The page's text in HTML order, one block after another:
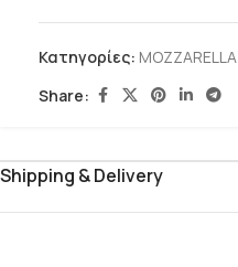
Κατηγορίες: MOZZARELLA
Share:
Shipping & Delivery